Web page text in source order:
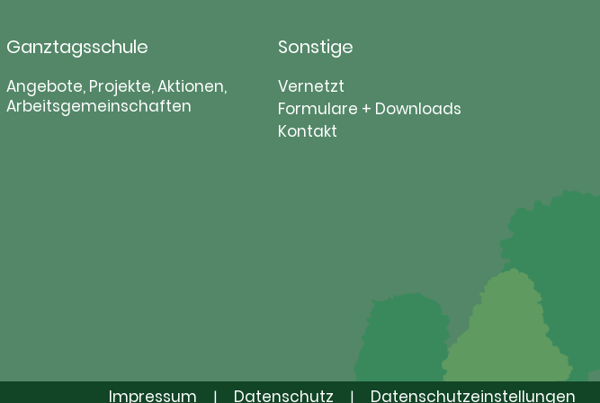
Ganztagsschule
Navigation
überspringen
Angebote, Projekte, Aktionen,
Arbeitsgemeinschaften
Sonstige
Navigation
überspringen
Vernetzt
Formulare + Downloads
Kontakt
Impressum | Datenschutz | Datenschutzeinstellungen